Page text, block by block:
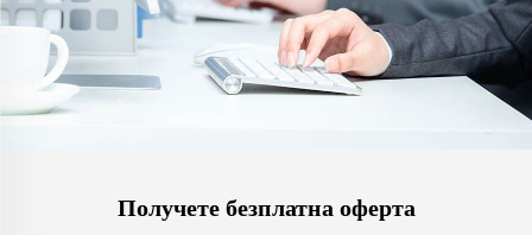
Получете безплатна оферта